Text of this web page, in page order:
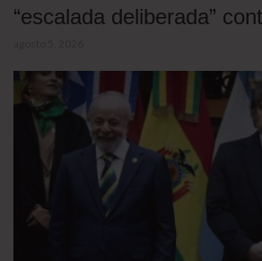
“escalada deliberada”